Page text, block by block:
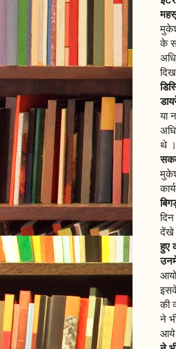
के
या
थे
देंखे
हुए
की
ने
आये